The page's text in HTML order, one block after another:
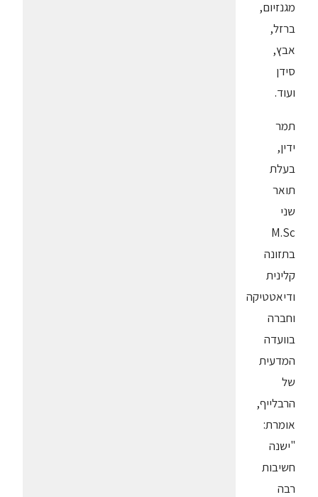
מגנזיום,
ברזל,
אבץ,
סידן
ועוד.
תמר
ידין,
בעלת
תואר
שני
M.Sc
בתזונה
קלינית
ודיאטטיקה
וחברה
בוועדה
המדעית
של
הרבלייף,
אומרת:
"ישנה
חשיבות
רבה